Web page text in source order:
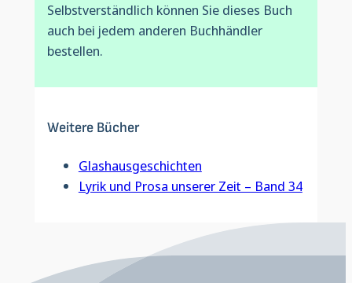
Selbstverständlich können Sie dieses Buch
auch bei jedem anderen Buchhändler
bestellen.
Weitere Bücher
Glashausgeschichten
Lyrik und Prosa unserer Zeit – Band 34